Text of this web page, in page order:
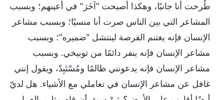
طُرحت أنا جانبًا، وهكذا أصبحت "آخَرَ" في أعينهم؛ وبسبب
المشاعر التي بين الناس صرت أنا منسيًا؛ وبسبب مشاعر
الإنسان فإنه يغتنم الفرصة لينتشل "ضميره"؛ وبسبب
مشاعر الإنسان فإنه ينفر دائمًا من توبيخي. وبسبب
مشاعر الإنسان فإنه يدعونني ظالمًا ومُسْتَبِدّ، ويقول إنني
غافل عن مشاعر الإنسان في تعاملي مع الأشياء. هل لديّ